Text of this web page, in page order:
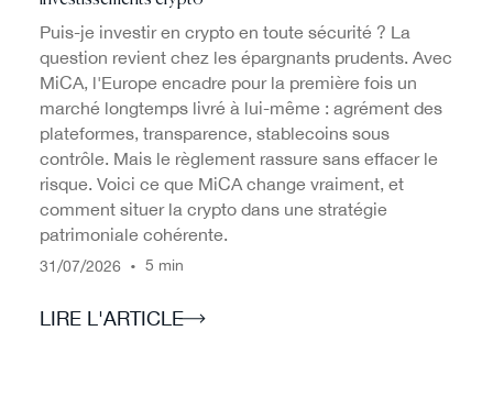
Puis-je investir en crypto en toute sécurité ? La
question revient chez les épargnants prudents. Avec
MiCA, l'Europe encadre pour la première fois un
marché longtemps livré à lui-même : agrément des
plateformes, transparence, stablecoins sous
contrôle. Mais le règlement rassure sans effacer le
risque. Voici ce que MiCA change vraiment, et
comment situer la crypto dans une stratégie
patrimoniale cohérente.
31/07/2026 • 5 min
LIRE L'ARTICLE